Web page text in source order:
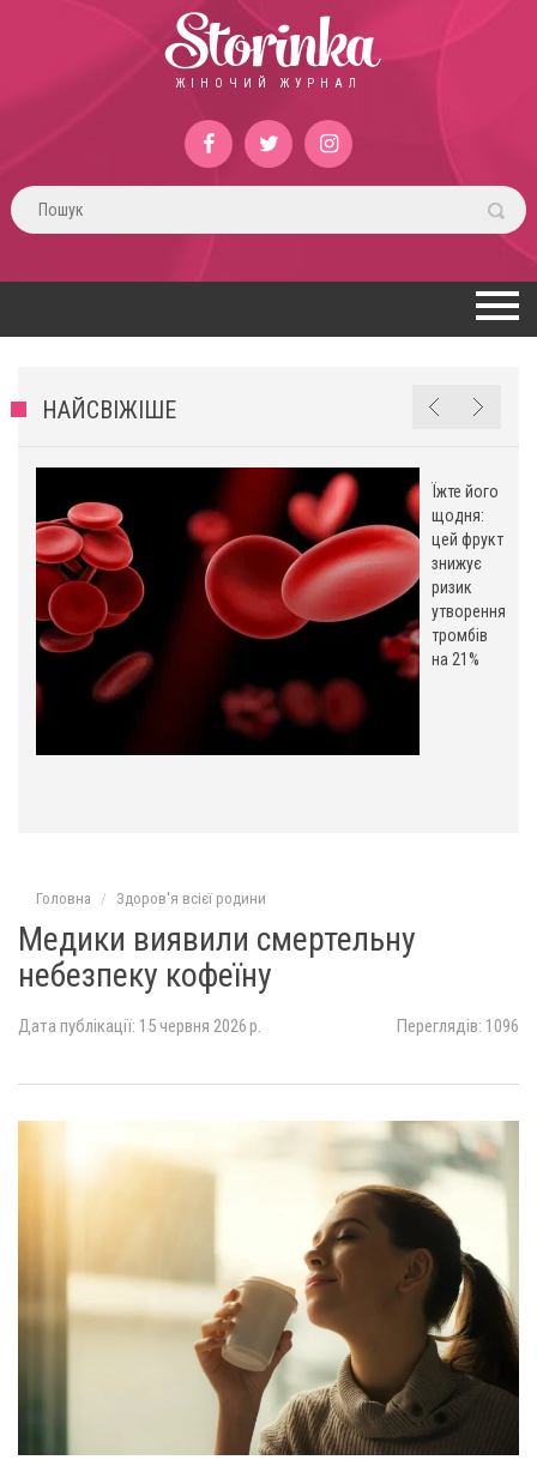
Storinka
ЖІНОЧИЙ ЖУРНАЛ
НАЙСВІЖІШЕ
Їжте його
щодня:
цей фрукт
знижує
ризик
утворення
тромбів
на 21%
Головна Здоров'я всієї родини
Медики виявили смертельну
небезпеку кофеїну
Дата публікації: 15 червня 2026 р. Переглядів: 1096